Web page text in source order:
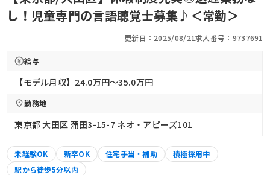
し！児童専門の言語聴覚士募集♪＜常勤＞
更新日：2025/08/21求人番号：9737691
給与
【モデル月収】24.0万円〜35.0万円
勤務地
東京都 大田区 蒲田3-15-7 ネオ・アピーズ101
未経験OK 新卒OK 住宅手当・補助
積極採用中
駅から徒歩5分以内